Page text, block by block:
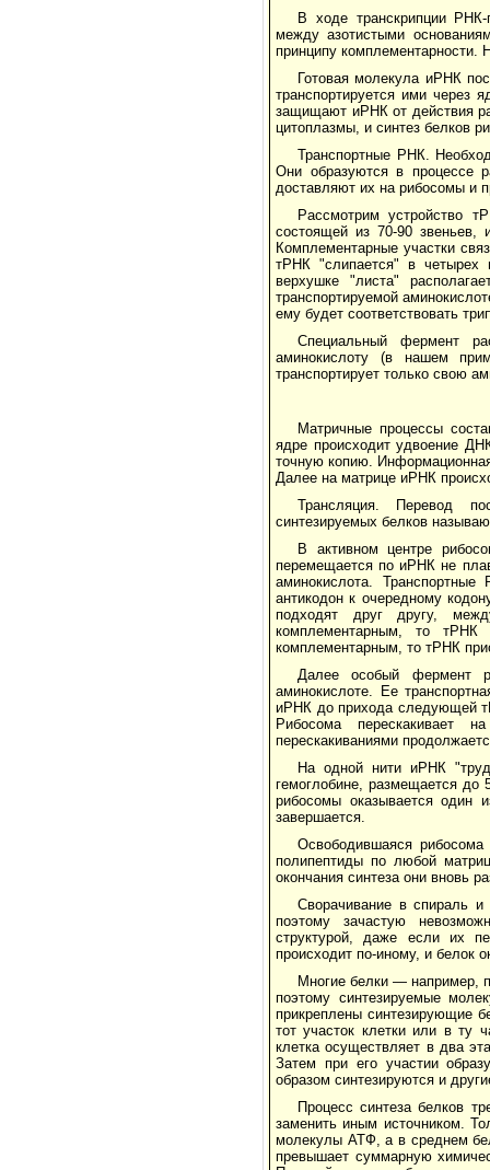
В ходе транскрипции
между азотистыми
принципу комплементарности.
Готовая молекула иРНК
транспортируется ими
защищают иРНК от действия
цитоплазмы, и синтез белков
Транспортные РНК.
Они образуются в процессе
доставляют их на рибосомы и
Рассмотрим устройство
состоящей из 70-90
Комплементарные участки
тРНК "слипается" в четырех
верхушке "листа"
транспортируемой
ему будет соответствовать
Специальный фермент
аминокислоту (в нашем
транспортирует только свою
Матричные процессы
ядре происходит удвоение
точную копию.
Далее на матрице иРНК
Трансляция. Перевод
синтезируемых белков
В активном центре
перемещается по иРНК не
аминокислота.
антикодон к очередному
подходят друг другу,
комплементарным, то
комплементарным, то тРНК
Далее особый фермент
аминокислоте. Ее
иРНК до прихода следующей
Рибосома перескакивает
перескакиваниями
На одной нити иРНК
гемоглобине, размещается
рибосомы оказывается один
завершается.
Освободившаяся
полипептиды по любой
окончания синтеза они вновь
Сворачивание в спираль и
поэтому зачастую
структурой, даже если их
происходит по-иному, и белок
Многие белки — например,
поэтому синтезируемые
прикреплены синтезирующие
тот участок клетки или в ту
клетка осуществляет в два
Затем при его участии
образом синтезируются и
Процесс синтеза белков
заменить иным источником.
молекулы АТФ, а в среднем
превышает суммарную